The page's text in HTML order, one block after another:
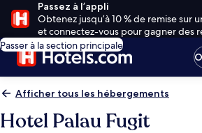
Passez à l’appli
Obtenez jusqu’à 10 % de remise sur
et connectez-vous pour gagner des
Passer à la section principale
Afficher tous les hébergements
Hotel Palau Fugit